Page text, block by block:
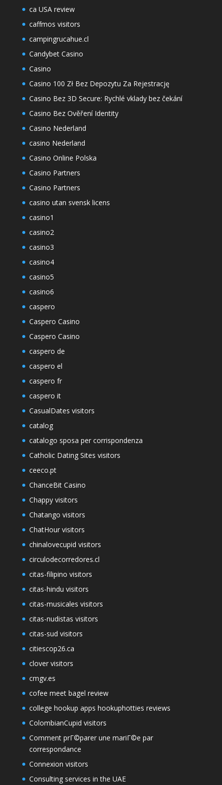
ca USA review
caffmos visitors
campingrucahue.cl
Candybet Casino
Casino
Casino 100 Zł Bez Depozytu Za Rejestrację
Casino Bez 3D Secure: Rychlé vklady bez čekání
Casino Bez Ověření Identity
Casino Nederland
casino Nederland
Casino Online Polska
Casino Partners
Casino Partners
casino utan svensk licens
casino1
casino2
casino3
casino4
casino5
casino6
caspero
Caspero Casino
Caspero Casino
caspero de
caspero el
caspero fr
caspero it
CasualDates visitors
catalog
catalogo sposa per corrispondenza
Catholic Dating Sites visitors
ceeco.pt
ChanceBit Casino
Chappy visitors
Chatango visitors
ChatHour visitors
chinalovecupid visitors
circulodecorredores.cl
citas-filipino visitors
citas-hindu visitors
citas-musicales visitors
citas-nudistas visitors
citas-sud visitors
citiescop26.ca
clover visitors
cmgv.es
cofee meet bagel review
college hookup apps hookuphotties reviews
ColombianCupid visitors
Comment prГ©parer une mariГ©e par
correspondance
Connexion visitors
Consulting services in the UAE